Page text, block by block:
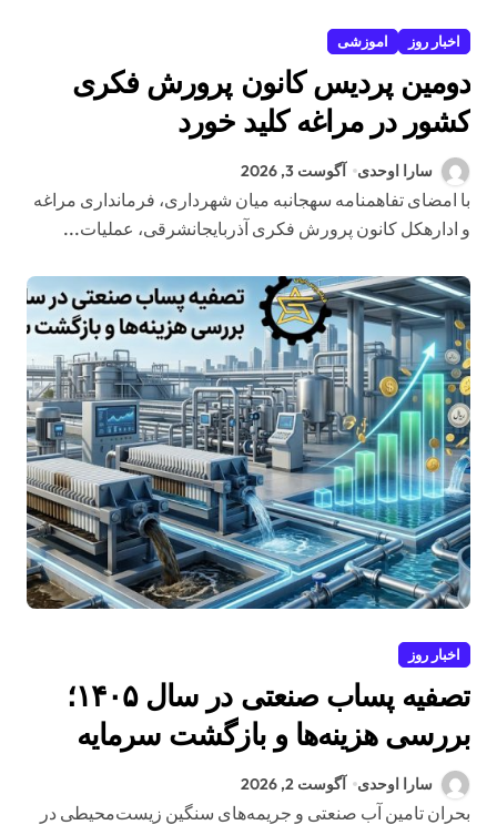
اخبار روز اموزشی
دومین پردیس کانون پرورش فکری
کشور در مراغه کلید خورد
سارا اوحدی آگوست 3, 2026
با امضای تفاهمنامه سهجانبه میان شهرداری، فرمانداری مراغه
و ادارهکل کانون پرورش فکری آذربایجانشرقی، عملیات...
اخبار روز
تصفیه پساب صنعتی در سال ۱۴۰۵؛
بررسی هزینه‌ها و بازگشت سرمایه
سارا اوحدی آگوست 2, 2026
بحران تامین آب صنعتی و جریمه‌های سنگین زیست‌محیطی در